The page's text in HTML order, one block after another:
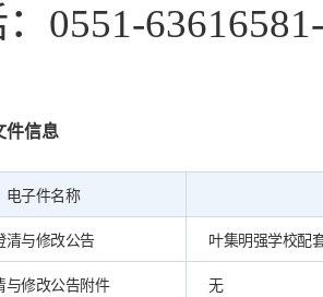
0551-
件信息
电子件名称
清与修改公告 叶集明强学校配
与修改公告附件 无